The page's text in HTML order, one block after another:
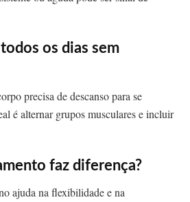
os dias sem
precisa de descanso para se
é alternar grupos musculares e incluir
faz diferença?
ajuda na flexibilidade e na